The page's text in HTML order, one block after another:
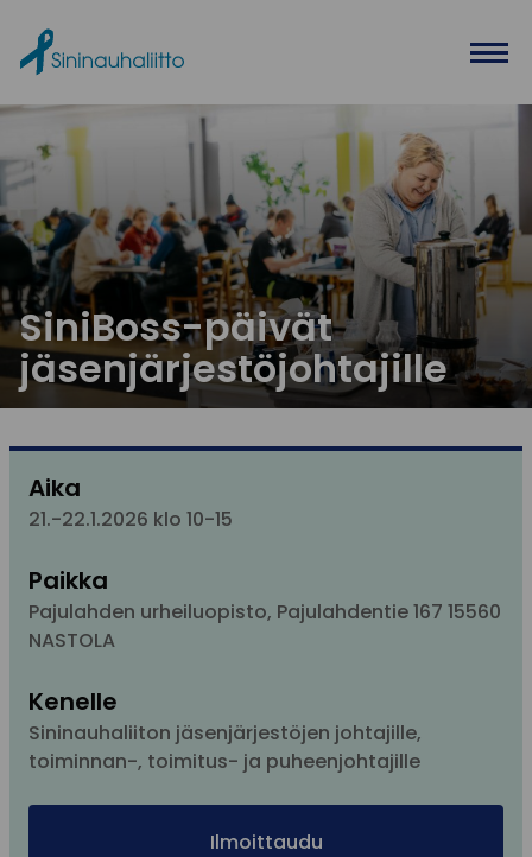
SiniBoss-päivät
jäsenjärjestöjohtajille
Aika
21.-22.1.2026 klo 10-15
Paikka
Pajulahden urheiluopisto, Pajulahdentie 167 15560
NASTOLA
Kenelle
Sininauhaliiton jäsenjärjestöjen johtajille,
toiminnan-, toimitus- ja puheenjohtajille
Ilmoittaudu